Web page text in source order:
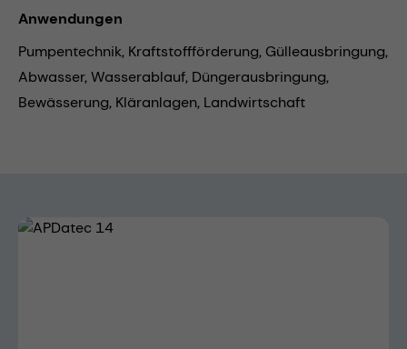
Anwendungen
Pumpentechnik, Kraftstoffförderung, Gülleausbringung,
Abwasser,Wasserablauf, Düngerausbringung,
Bewässerung, Kläranlagen, Landwirtschaft
Bildergalerie überspringen